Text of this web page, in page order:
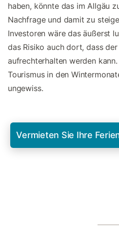
haben, könnte das im Allgäu
Nachfrage und damit zu
Investoren wäre das äußerst
das Risiko auch dort, dass
aufrechterhalten werden
Tourismus in den
ungewiss.
Vermieten Sie Ihre